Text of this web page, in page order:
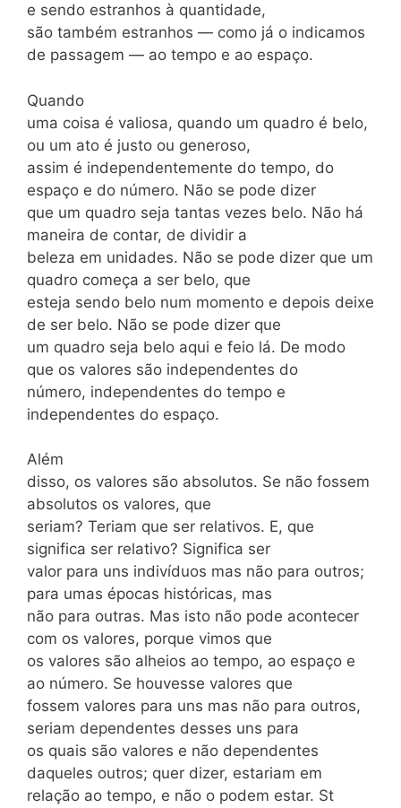
e sendo estranhos à quantidade,
são também estranhos — como já o indicamos
de passagem — ao tempo e ao espaço.
Quando
uma coisa é valiosa, quando um quadro é belo,
ou um ato é justo ou generoso,
assim é independentemente do tempo, do
espaço e do número. Não se pode dizer
que um quadro seja tantas vezes belo. Não há
maneira de contar, de dividir a
beleza em unidades. Não se pode dizer que um
quadro começa a ser belo, que
esteja sendo belo num momento e depois deixe
de ser belo. Não se pode dizer que
um quadro seja belo aqui e feio lá. De modo
que os valores são independentes do
número, independentes do tempo e
independentes do espaço.
Além
disso, os valores são absolutos. Se não fossem
absolutos os valores, que
seriam? Teriam que ser relativos. E, que
significa ser relativo? Significa ser
valor para uns indivíduos mas não para outros;
para umas épocas históricas, mas
não para outras. Mas isto não pode acontecer
com os valores, porque vimos que
os valores são alheios ao tempo, ao espaço e
ao número. Se houvesse valores que
fossem valores para uns mas não para outros,
seriam dependentes desses uns para
os quais são valores e não dependentes
daqueles outros; quer dizer, estariam em
relação ao tempo, e não o podem estar. St